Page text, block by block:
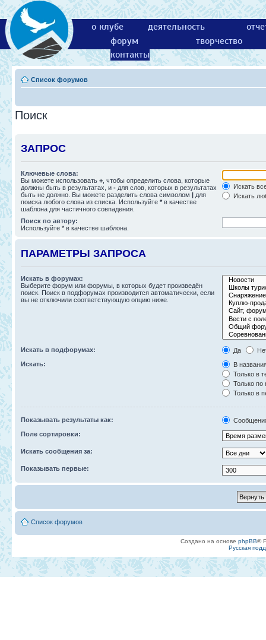
о клубе деятельность
форум
творчество
контакты
Список форумов
Поиск
ЗАПРОС
Ключевые слова:
Вы можете использовать + , чтобы определить слова, которые
должны быть в результатах, и - для слов, которых в результатах
быть не должно. Вы можете разделить слова символом | для
поиска любого слова из списка. Используйте * в качестве
шаблона для частичного совпадения.
Искать
Искать
Поиск по автору:
Используйте * в качестве шаблона.
ПАРАМЕТРЫ ЗАПРОСА
Искать в форумах:
Выберите форум или форумы, в которых будет произведён
поиск. Поиск в подфорумах производится автоматически, если
вы не отключили соответствующую опцию ниже.
Искать в подфорумах: Да
Искать:
В
Только в
Только по
Только в
Показывать результаты как:
Поле сортировки:
Искать сообщения за:
Показывать первые:
Список форумов
Создано на основе phpBB®
Русская